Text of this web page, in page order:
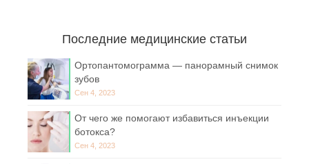
Последние медицинские статьи
Ортопантомограмма — панорамный снимок
зубов
Сен 4, 2023
От чего же помогают избавиться инъекции
ботокса?
Сен 4, 2023